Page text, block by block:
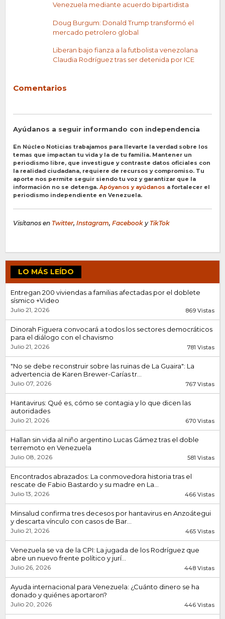
Venezuela mediante acuerdo bipartidista
Doug Burgum: Donald Trump transformó el
mercado petrolero global
Liberan bajo fianza a la futbolista venezolana
Claudia Rodríguez tras ser detenida por ICE
Comentarios
Ayúdanos a seguir informando con independencia
En Núcleo Noticias trabajamos para llevarte la verdad sobre los
temas que impactan tu vida y la de tu familia. Mantener un
periodismo libre, que investigue y contraste datos oficiales con
la realidad ciudadana, requiere de recursos y compromiso. Tu
aporte nos permite seguir siendo tu voz y garantizar que la
información no se detenga. Apóyanos y ayúdanos a fortalecer el
periodismo independiente en Venezuela.
Visítanos en Twitter, Instagram, Facebook y TikTok
LO MÁS LEÍDO
Entregan 200 viviendas a familias afectadas por el doblete
sísmico +Video
Julio 21, 2026 869 Vistas
Dinorah Figuera convocará a todos los sectores democráticos
para el diálogo con el chavismo
Julio 21, 2026 781 Vistas
"No se debe reconstruir sobre las ruinas de La Guaira": La
advertencia de Karen Brewer-Carías tr...
Julio 07, 2026 767 Vistas
Hantavirus: Qué es, cómo se contagia y lo que dicen las
autoridades
Julio 21, 2026 670 Vistas
Hallan sin vida al niño argentino Lucas Gámez tras el doble
terremoto en Venezuela
Julio 08, 2026 581 Vistas
Encontrados abrazados: La conmovedora historia tras el
rescate de Fabio Bastardo y su madre en La...
Julio 13, 2026 466 Vistas
Minsalud confirma tres decesos por hantavirus en Anzoátegui
y descarta vínculo con casos de Bar...
Julio 21, 2026 465 Vistas
Venezuela se va de la CPI: La jugada de los Rodríguez que
abre un nuevo frente político y jurí...
Julio 26, 2026 448 Vistas
Ayuda internacional para Venezuela: ¿Cuánto dinero se ha
donado y quiénes aportaron?
Julio 20, 2026 446 Vistas